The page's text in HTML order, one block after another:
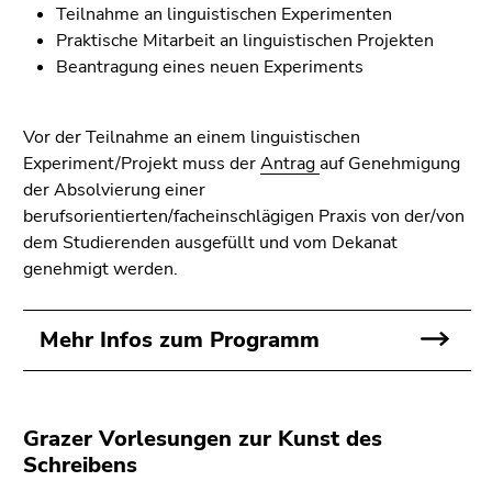
Teilnahme an linguistischen Experimenten
Praktische Mitarbeit an linguistischen Projekten
Beantragung eines neuen Experiments
Vor der Teilnahme an einem linguistischen
Experiment/Projekt muss derAntragauf Genehmigung
der Absolvierung einer
berufsorientierten/facheinschlägigen Praxis von der/von
dem Studierenden ausgefüllt und vom Dekanat
genehmigt werden.
Mehr Infos zum Programm
Grazer Vorlesungen zur Kunst des
Schreibens